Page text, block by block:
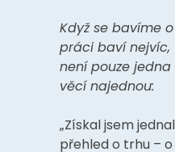
Když se bavíme
práci baví nejvíc,
není pouze
věcí najednou:
„Získal jsem
přehled o trhu –